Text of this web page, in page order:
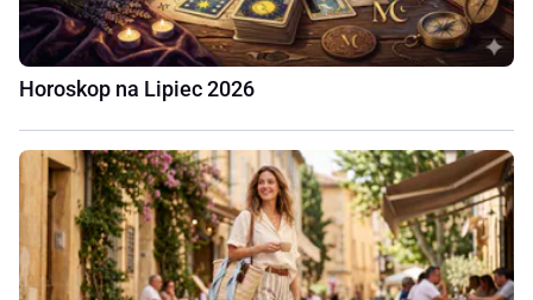
Horoskop na Lipiec 2026